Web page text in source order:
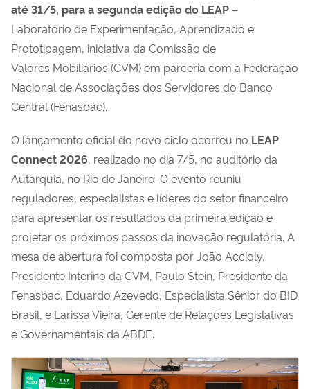
até 31/5, para a segunda edição do LEAP –
Laboratório de Experimentação, Aprendizado e
Prototipagem, iniciativa da Comissão de
Valores Mobiliários (CVM) em parceria com a Federação
Nacional de Associações dos Servidores do Banco
Central (Fenasbac).
O lançamento oficial do novo ciclo ocorreu no LEAP
Connect 2026, realizado no dia 7/5, no auditório da
Autarquia, no Rio de Janeiro. O evento reuniu
reguladores, especialistas e líderes do setor financeiro
para apresentar os resultados da primeira edição e
projetar os próximos passos da inovação regulatória. A
mesa de abertura foi composta por João Accioly,
Presidente Interino da CVM, Paulo Stein, Presidente da
Fenasbac, Eduardo Azevedo, Especialista Sênior do BID
Brasil, e Larissa Vieira, Gerente de Relações Legislativas
e Governamentais da ABDE.